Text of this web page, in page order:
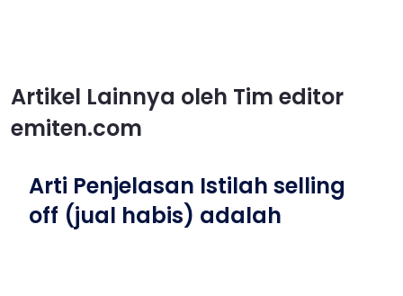
Artikel Lainnya oleh Tim editor
emiten.com
Arti Penjelasan Istilah selling
off (jual habis) adalah